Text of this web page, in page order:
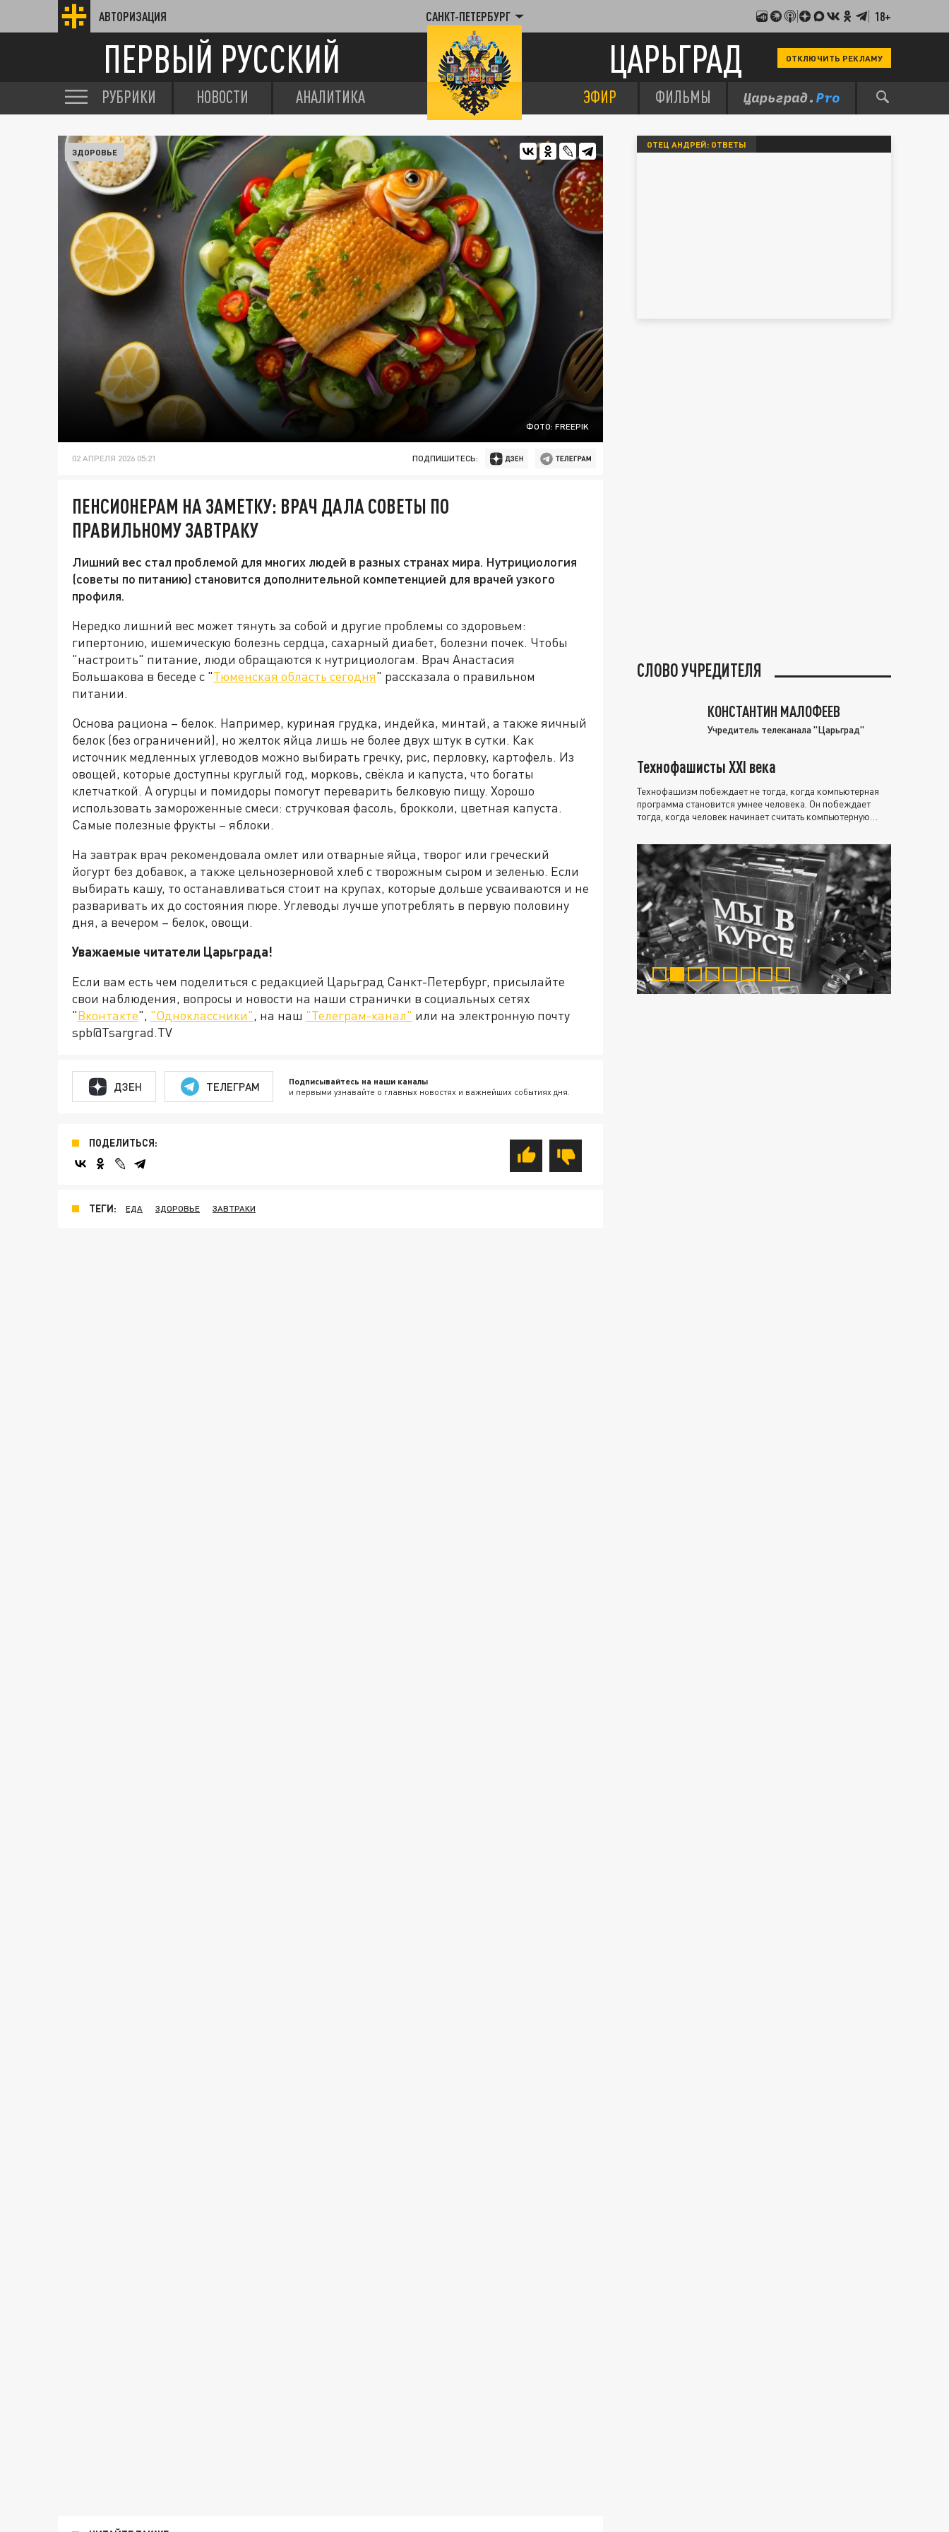
АВТОРИЗАЦИЯ САНКТ-ПЕТЕРБУРГ 18+
ПЕРВЫЙ РУССКИЙ ЦАРЬГРАД ОТКЛЮЧИТЬ РЕКЛАМУ
РУБРИКИ НОВОСТИ АНАЛИТИКА ЭФИР ФИЛЬМЫ
ФОТО: FREEPIK
ЗДОРОВЬЕ
02 АПРЕЛЯ 2026 05:21 ПОДПИШИТЕСЬ:
ПЕНСИОНЕРАМ НА ЗАМЕТКУ: ВРАЧ ДАЛА СОВЕТЫ ПО
ПРАВИЛЬНОМУ ЗАВТРАКУ
Лишний вес стал проблемой для многих людей в разных странах мира. Нутрициология
(советы по питанию) становится дополнительной компетенцией для врачей узкого
профиля.
Нередко лишний вес может тянуть за собой и другие проблемы со здоровьем:
гипертонию, ишемическую болезнь сердца, сахарный диабет, болезни почек. Чтобы
"настроить" питание, люди обращаются к нутрициологам. Врач Анастасия
Большакова в беседе с "Тюменская область сегодня" рассказала о правильном
питании.
Основа рациона – белок. Например, куриная грудка, индейка, минтай, а также яичный
белок (без ограничений), но желток яйца лишь не более двух штук в сутки. Как
источник медленных углеводов можно выбирать гречку, рис, перловку, картофель. Из
овощей, которые доступны круглый год, морковь, свёкла и капуста, что богаты
клетчаткой. А огурцы и помидоры помогут переварить белковую пищу. Хорошо
использовать замороженные смеси: стручковая фасоль, брокколи, цветная капуста.
Самые полезные фрукты – яблоки.
На завтрак врач рекомендовала омлет или отварные яйца, творог или греческий
йогурт без добавок, а также цельнозерновой хлеб с творожным сыром и зеленью. Если
выбирать кашу, то останавливаться стоит на крупах, которые дольше усваиваются и не
разваривать их до состояния пюре. Углеводы лучше употреблять в первую половину
дня, а вечером – белок, овощи.
Уважаемые читатели Царьграда!
Если вам есть чем поделиться с редакцией Царьград Санкт-Петербург, присылайте
свои наблюдения, вопросы и новости на наши странички в социальных сетях
"Вконтакте", "Одноклассники", на наш "Телеграм-канал" или на электронную почту
spb@Tsargrad.TV
ДЗЕН ТЕЛЕГРАМ Подписывайтесь на наши каналы
и первыми узнавайте о главных новостях и важнейших событиях дня.
ПОДЕЛИТЬСЯ:
ТЕГИ: ЕДА ЗДОРОВЬЕ ЗАВТРАКИ
ОТЕЦ АНДРЕЙ: ОТВЕТЫ
СЛОВО УЧРЕДИТЕЛЯ
КОНСТАНТИН МАЛОФЕЕВ
Учредитель телеканала "Царьград"
Технофашисты XXI века
Технофашизм побеждает не тогда, когда компьютерная
программа становится умнее человека. Он побеждает
тогда, когда человек начинает считать компьютерную